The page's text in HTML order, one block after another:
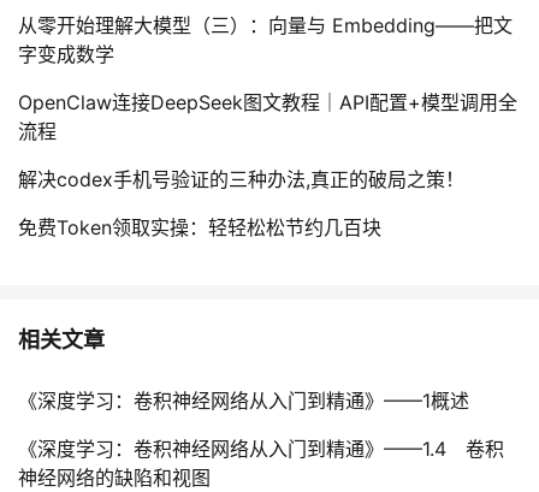
从零开始理解大模型（三）：向量与 Embedding——把文
字变成数学
OpenClaw连接DeepSeek图文教程｜API配置+模型调用全
流程
解决codex手机号验证的三种办法,真正的破局之策！
免费Token领取实操：轻轻松松节约几百块
相关文章
《深度学习：卷积神经网络从入门到精通》——1概述
《深度学习：卷积神经网络从入门到精通》——1.4 卷积
神经网络的缺陷和视图